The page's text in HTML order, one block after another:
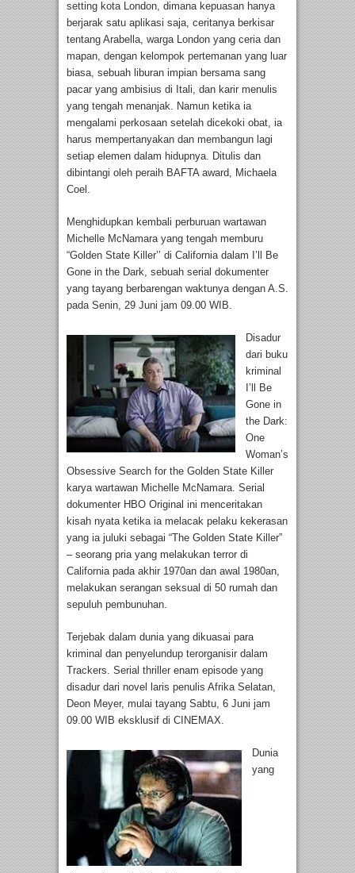
setting kota London, dimana kepuasan hanya
berjarak satu aplikasi saja, ceritanya berkisar
tentang Arabella, warga London yang ceria dan
mapan, dengan kelompok pertemanan yang luar
biasa, sebuah liburan impian bersama sang
pacar yang ambisius di Itali, dan karir menulis
yang tengah menanjak. Namun ketika ia
mengalami perkosaan setelah dicekoki obat, ia
harus mempertanyakan dan membangun lagi
setiap elemen dalam hidupnya. Ditulis dan
dibintangi oleh peraih BAFTA award, Michaela
Coel.
Menghidupkan kembali perburuan wartawan
Michelle McNamara yang tengah memburu
“Golden State Killer’’ di California dalam I’ll Be
Gone in the Dark, sebuah serial dokumenter
yang tayang berbarengan waktunya dengan A.S.
pada Senin, 29 Juni jam 09.00 WIB.
Disadur
dari buku
kriminal
I’ll Be
Gone in
the Dark:
One
Woman’s
Obsessive Search for the Golden State Killer
karya wartawan Michelle McNamara. Serial
dokumenter HBO Original ini menceritakan
kisah nyata ketika ia melacak pelaku kekerasan
yang ia juluki sebagai “The Golden State Killer”
– seorang pria yang melakukan terror di
California pada akhir 1970an dan awal 1980an,
melakukan serangan seksual di 50 rumah dan
sepuluh pembunuhan.
Terjebak dalam dunia yang dikuasai para
kriminal dan penyelundup terorganisir dalam
Trackers. Serial thriller enam episode yang
disadur dari novel laris penulis Afrika Selatan,
Deon Meyer, mulai tayang Sabtu, 6 Juni jam
09.00 WIB eksklusif di CINEMAX.
Dunia
yang